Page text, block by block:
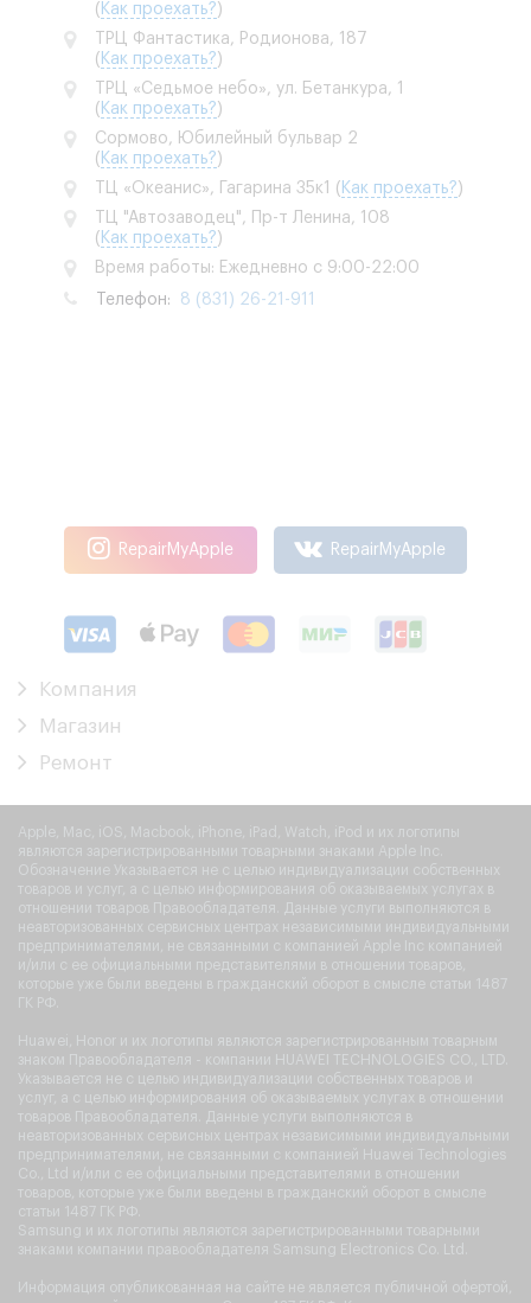
( Как проехать? )
ТРЦ Фантастика, Родионова, 187
( Как проехать? )
ТРЦ «Седьмое небо», ул. Бетанкура, 1
( Как проехать? )
Сормово, Юбилейный бульвар 2
( Как проехать? )
ТЦ «Океанис», Гагарина 35к1
( Как проехать? )
ТЦ "Автозаводец", Пр-т Ленина, 108
( Как проехать? )
Время работы: Ежедневно с 9:00-22:00
Телефон: 8 (831) 26-21-911
RepairMyApple RepairMyApple
Компания
Магазин
Ремонт
Apple, Mac, iOS, Macbook, iPhone, iPad, Watch, iPod и их логотипы
являются зарегистрированными товарными знаками Apple Inc.
Обозначение Указывается не с целью индивидуализации собственных
товаров и услуг, а с целью информирования об оказываемых услугах в
отношении товаров Правообладателя. Данные услуги выполняются в
неавторизованных сервисных центрах независимыми индивидуальными
предпринимателями, не связанными с компанией Apple Inc компанией
и/или с ее официальными представителями в отношении товаров,
которые уже были введены в гражданский оборот в смысле статьи 1487
ГК РФ.
Huawei, Honor и их логотипы являются зарегистрированным товарным
знаком Правообладателя - компании HUAWEI TECHNOLOGIES CO., LTD.
Указывается не с целью индивидуализации собственных товаров и
услуг, а с целью информирования об оказываемых услугах в отношении
товаров Правообладателя. Данные услуги выполняются в
неавторизованных сервисных центрах независимыми индивидуальными
предпринимателями, не связанными с компанией Huawei Technologies
Co., Ltd и/или с ее официальными представителями в отношении
товаров, которые уже были введены в гражданский оборот в смысле
статьи 1487 ГК РФ.
Samsung и их логотипы являются зарегистрированными товарными
знаками компании правообладателя Samsung Electronics Co. Ltd.
Информация опубликованная на сайте не является публичной офертой,